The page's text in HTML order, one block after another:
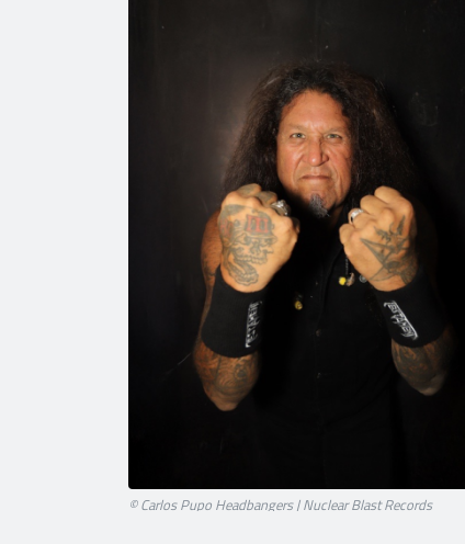
© Carlos Pupo Headbangers | Nuclear Blast Records